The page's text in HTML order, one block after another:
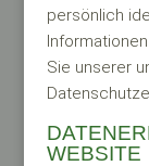
persönlich
Sie unserer
WEBSITE